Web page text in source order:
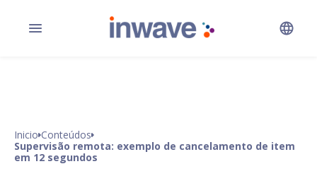
Inicio Conteúdos
Supervisão remota: exemplo de cancelamento de item
em 12 segundos